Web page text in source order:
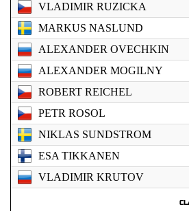
VLADIMIR RUZICKA
MARKUS NASLUND
ALEXANDER OVECHKIN
ALEXANDER MOGILNY
ROBERT REICHEL
PETR ROSOL
NIKLAS SUNDSTROM
ESA TIKKANEN
VLADIMIR KRUTOV